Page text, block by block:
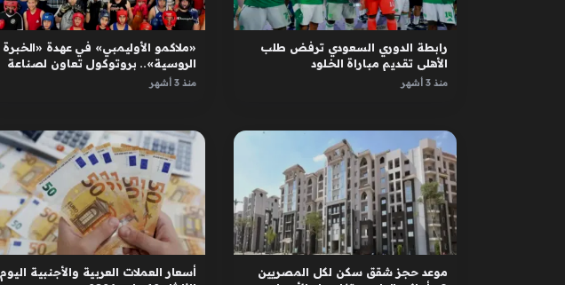
رابطة الدوري السعودي ترفض طلب
الأهلي تقديم مباراة الخلود
منذ 3 أشهر
«ملاكمو الأوليمبي» في عهدة «الخبرة
الروسية».. بروتوكول تعاون لصناعة
الأبطال
منذ 3 أشهر
موعد حجز شقق سكن لكل المصريين
أسعار العملات العربية والأجنبية اليوم